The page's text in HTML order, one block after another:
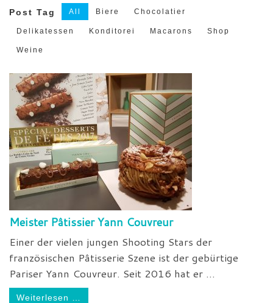
Post Tag All Biere Chocolatier
Delikatessen Konditorei Macarons Shop
Weine
Meister Pâtissier Yann Couvreur
Einer der vielen jungen Shooting Stars der
französischen Pâtisserie Szene ist der gebürtige
Pariser Yann Couvreur. Seit 2016 hat er ...
Weiterlesen …